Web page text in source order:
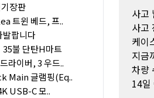
장판
트윈 베드, 프..
발팝니다
35불 단탄H마트
라이버, 3 우드..
Main 글램핑(Eq..
USB-C 모..
사고
사고
케이
지금
차량
14일